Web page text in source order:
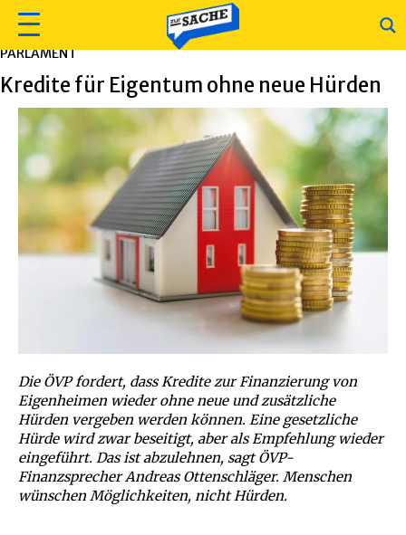
PARLAMENT
Kredite für Eigentum ohne neue Hürden
Die ÖVP fordert, dass Kredite zur Finanzierung von
Eigenheimen wieder ohne neue und zusätzliche
Hürden vergeben werden können. Eine gesetzliche
Hürde wird zwar beseitigt, aber als Empfehlung wieder
eingeführt. Das ist abzulehnen, sagt ÖVP-
Finanzsprecher Andreas Ottenschläger. Menschen
wünschen Möglichkeiten, nicht Hürden.